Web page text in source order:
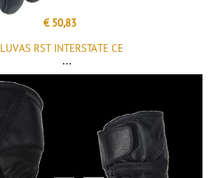
€ 50,83
LUVAS RST INTERSTATE CE